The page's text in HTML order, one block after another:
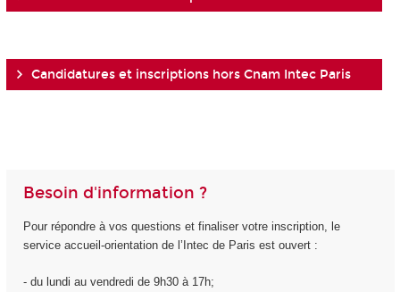
Candidatures et inscriptions hors Cnam Intec Paris
Besoin d'information ?
Pour répondre à vos questions et finaliser votre inscription, le
service accueil-orientation de l’Intec de Paris est ouvert :
- du lundi au vendredi de 9h30 à 17h;